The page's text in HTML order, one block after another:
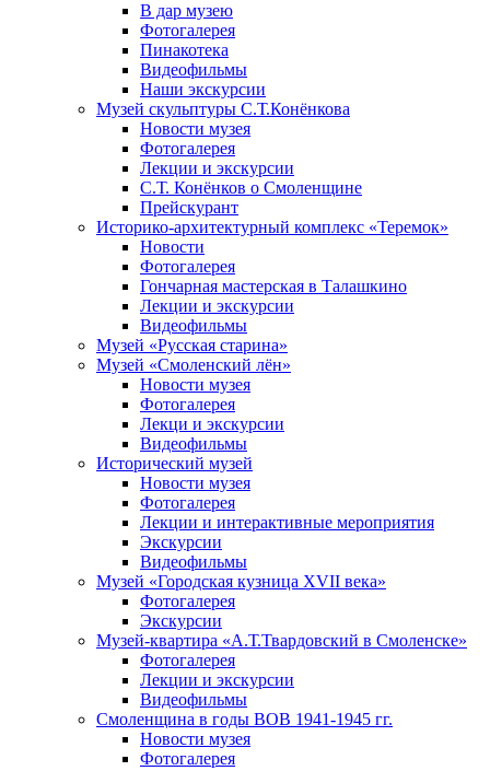
В дар музею
Фотогалерея
Пинакотека
Видеофильмы
Наши экскурсии
Музей скульптуры С.Т.Конёнкова
Новости музея
Фотогалерея
Лекции и экскурсии
С.Т. Конёнков о Смоленщине
Прейскурант
Историко-архитектурный комплекс «Теремок»
Новости
Фотогалерея
Гончарная мастерская в Талашкино
Лекции и экскурсии
Видеофильмы
Музей «Русская старина»
Музей «Смоленский лён»
Новости музея
Фотогалерея
Лекци и экскурсии
Видеофильмы
Исторический музей
Новости музея
Фотогалерея
Лекции и интерактивные мероприятия
Экскурсии
Видеофильмы
Музей «Городская кузница XVII века»
Фотогалерея
Экскурсии
Музей-квартира «А.Т.Твардовский в Смоленске»
Фотогалерея
Лекции и экскурсии
Видеофильмы
Смоленщина в годы ВОВ 1941-1945 гг.
Новости музея
Фотогалерея